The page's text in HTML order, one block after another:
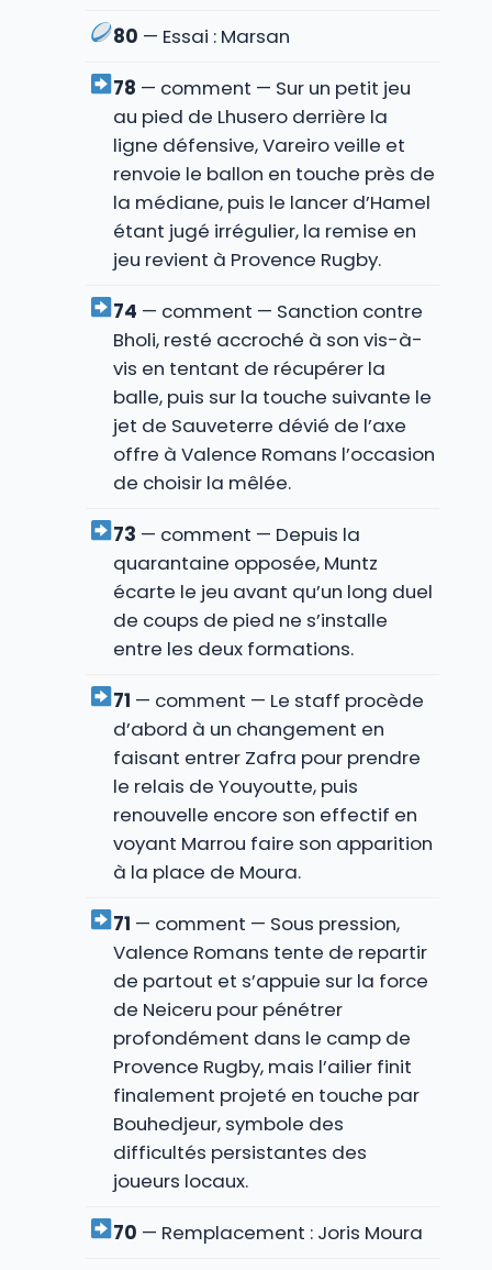
80 — Essai : Marsan
78 — comment — Sur un petit jeu
au pied de Lhusero derrière la
ligne défensive, Vareiro veille et
renvoie le ballon en touche près de
la médiane, puis le lancer d’Hamel
étant jugé irrégulier, la remise en
jeu revient à Provence Rugby.
74 — comment — Sanction contre
Bholi, resté accroché à son vis-à-
vis en tentant de récupérer la
balle, puis sur la touche suivante le
jet de Sauveterre dévié de l’axe
offre à Valence Romans l’occasion
de choisir la mêlée.
73 — comment — Depuis la
quarantaine opposée, Muntz
écarte le jeu avant qu’un long duel
de coups de pied ne s’installe
entre les deux formations.
71 — comment — Le staff procède
d’abord à un changement en
faisant entrer Zafra pour prendre
le relais de Youyoutte, puis
renouvelle encore son effectif en
voyant Marrou faire son apparition
à la place de Moura.
71 — comment — Sous pression,
Valence Romans tente de repartir
de partout et s’appuie sur la force
de Neiceru pour pénétrer
profondément dans le camp de
Provence Rugby, mais l’ailier finit
finalement projeté en touche par
Bouhedjeur, symbole des
difficultés persistantes des
joueurs locaux.
70 — Remplacement : Joris Moura